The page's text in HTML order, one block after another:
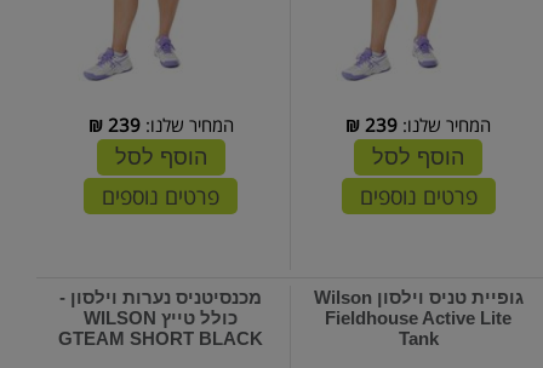
המחיר שלנו: 239
₪
הוסף לסל
פרטים נוספים
המחיר שלנו:239
₪
הוסף לסל
פרטים נוספים
גופיית טניס וילסון Wilson
Fieldhouse Active Lite
Tank
מכנסיטניס נערות וילסון -
כולל טייץ WILSON
GTEAM SHORT BLACK